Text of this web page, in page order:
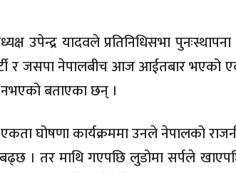
उपेन्द्र यादवले प्रतिनिधिसभा
र जसपा नेपालबीच आज आईतबार भएको
नभएको बताएका छन् ।
एकता घोषणा कार्यक्रममा उनले नेपालको
। तर माथि गएपछि लुडोमा सर्पले